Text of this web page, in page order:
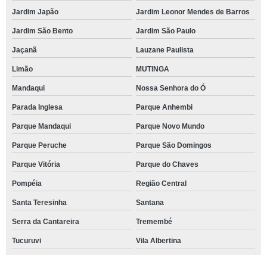
Jardim Japão Jardim Leonor Mendes de Barros
Jardim São Bento Jardim São Paulo
Jaçanã Lauzane Paulista
Limão MUTINGA
Mandaqui Nossa Senhora do Ó
Parada Inglesa Parque Anhembi
Parque Mandaqui Parque Novo Mundo
Parque Peruche Parque São Domingos
Parque Vitória Parque do Chaves
Pompéia Região Central
Santa Teresinha Santana
Serra da Cantareira Tremembé
Tucuruvi Vila Albertina